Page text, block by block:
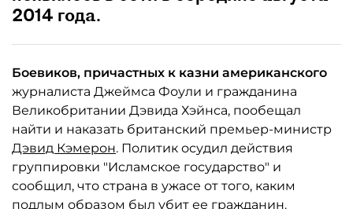
2014 года.
Боевиков, причастных к казни американского
журналиста Джеймса Фоули и гражданина
Великобритании Дэвида Хэйнса, пообещал
найти и наказать британский премьер-министр
Дэвид Кэмерон. Политик осудил действия
группировки "Исламское государство" и
сообщил, что страна в ужасе от того, каким
подлым образом был убит ее гражданин.